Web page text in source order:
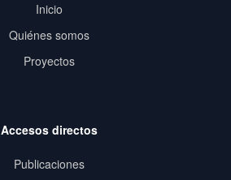
Inicio
Quiénes somos
Proyectos
Accesos directos
Publicaciones